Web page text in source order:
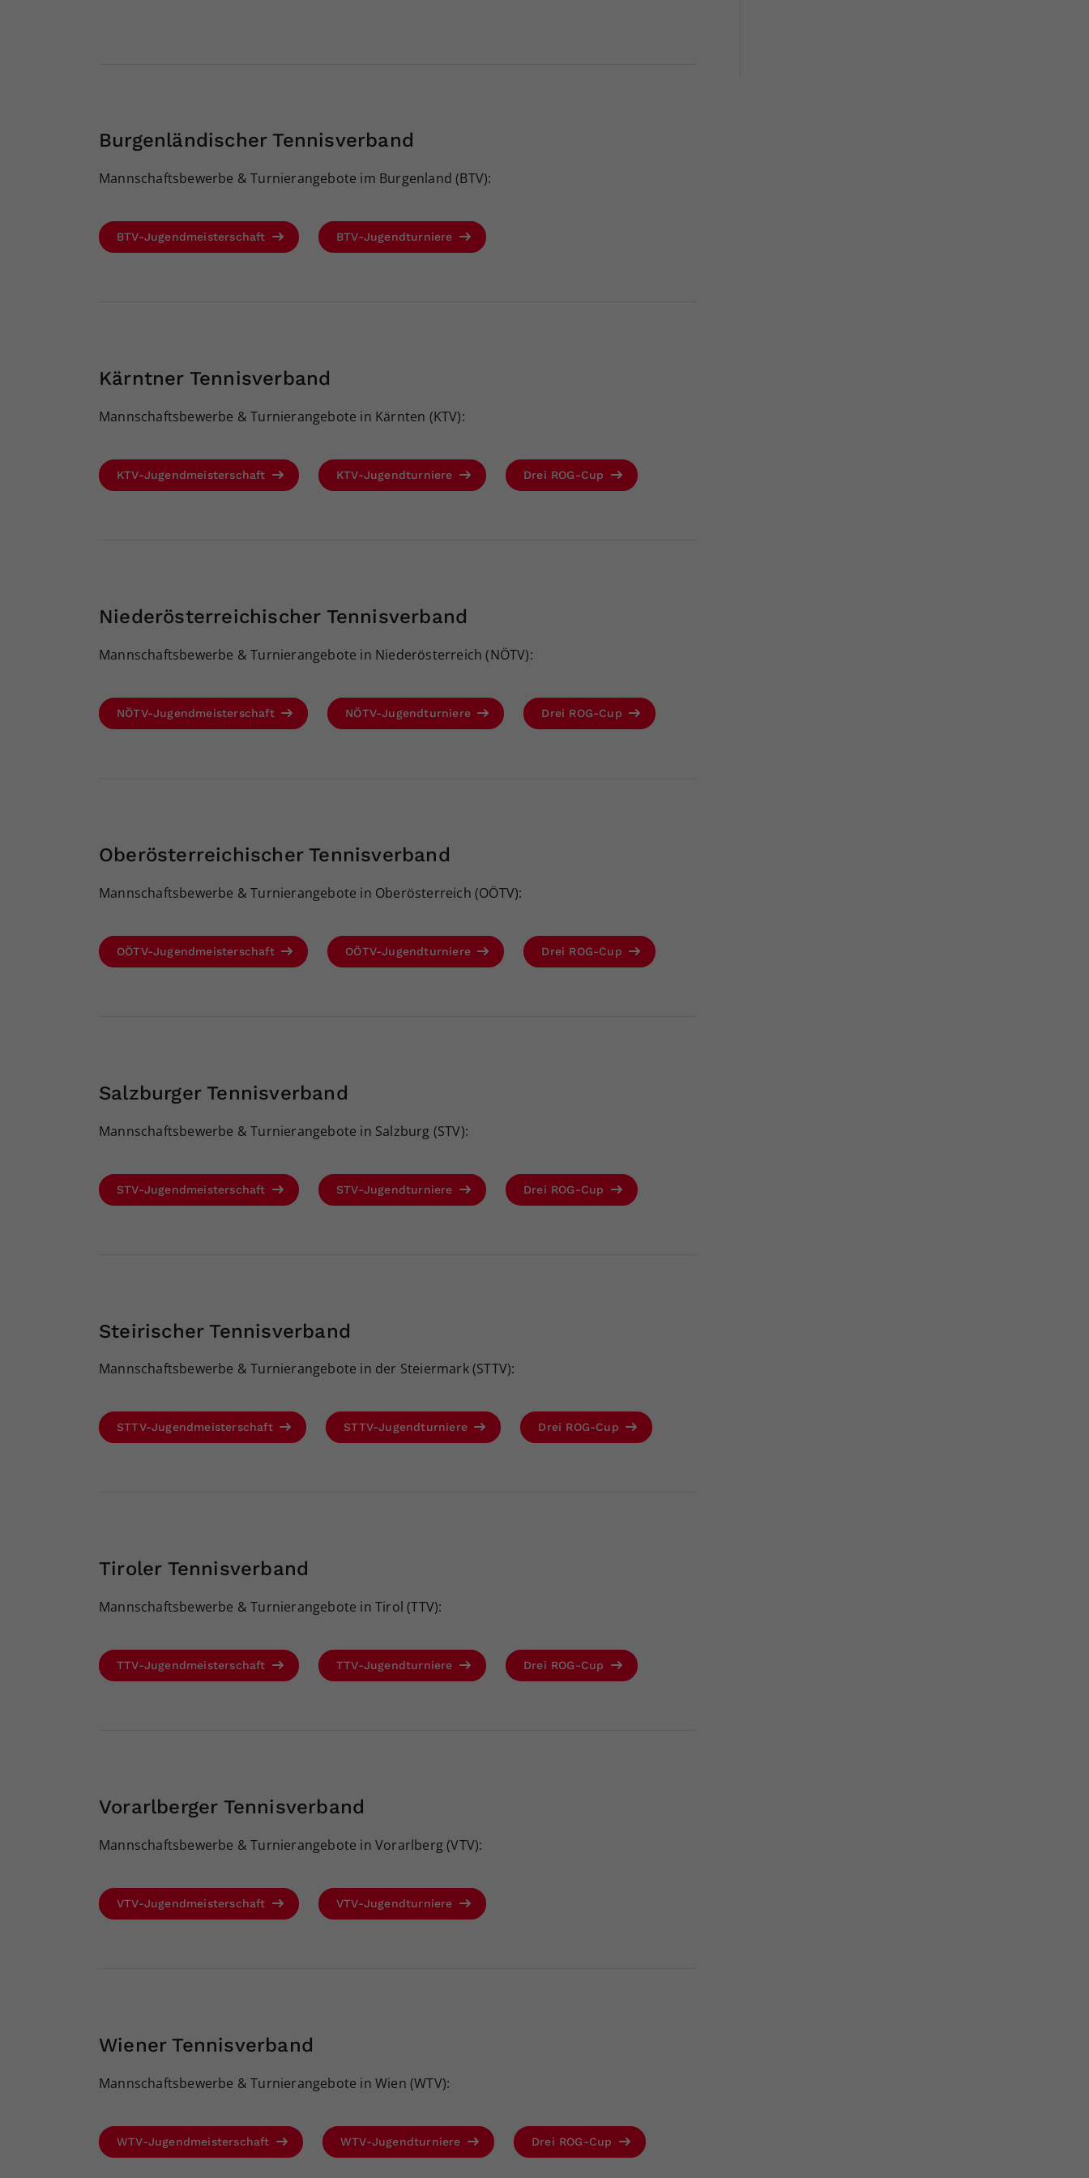
Burgenländischer Tennisverband
Mannschaftsbewerbe & Turnierangebote im Burgenland (BTV):
BTV-Jugendmeisterschaft BTV-Jugendturniere
Kärntner Tennisverband
Mannschaftsbewerbe & Turnierangebote in Kärnten (KTV):
KTV-Jugendmeisterschaft KTV-Jugendturniere Drei ROG-Cup
Niederösterreichischer Tennisverband
Mannschaftsbewerbe & Turnierangebote in Niederösterreich (NÖTV):
NÖTV-Jugendmeisterschaft NÖTV-Jugendturniere Drei ROG-Cup
Oberösterreichischer Tennisverband
Mannschaftsbewerbe & Turnierangebote in Oberösterreich (OÖTV):
OÖTV-Jugendmeisterschaft OÖTV-Jugendturniere Drei ROG-Cup
Salzburger Tennisverband
Mannschaftsbewerbe & Turnierangebote in Salzburg (STV):
STV-Jugendmeisterschaft STV-Jugendturniere Drei ROG-Cup
Steirischer Tennisverband
Mannschaftsbewerbe & Turnierangebote in der Steiermark (STTV):
STTV-Jugendmeisterschaft STTV-Jugendturniere Drei ROG-Cup
Tiroler Tennisverband
Mannschaftsbewerbe & Turnierangebote in Tirol (TTV):
TTV-Jugendmeisterschaft TTV-Jugendturniere Drei ROG-Cup
Vorarlberger Tennisverband
Mannschaftsbewerbe & Turnierangebote in Vorarlberg (VTV):
VTV-Jugendmeisterschaft VTV-Jugendturniere
Wiener Tennisverband
Mannschaftsbewerbe & Turnierangebote in Wien (WTV):
WTV-Jugendmeisterschaft WTV-Jugendturniere Drei ROG-Cup